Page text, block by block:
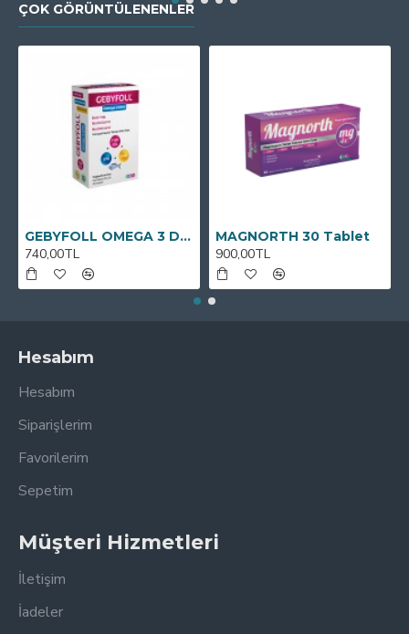
ÇOK GÖRÜNTÜLENENLER
GEBYFOLL OMEGA 3 DHA
740,00TL
MAGNORTH 30 Tablet
900,00TL
Hesabım
Hesabım
Siparişlerim
Favorilerim
Sepetim
Müşteri Hizmetleri
İletişim
İadeler